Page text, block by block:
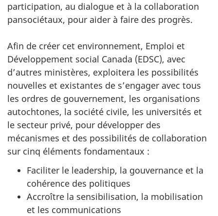
participation, au dialogue et à la collaboration
pansociétaux, pour aider à faire des progrès.
Afin de créer cet environnement, Emploi et
Développement social Canada (EDSC), avec
d’autres ministères, exploitera les possibilités
nouvelles et existantes de s’engager avec tous
les ordres de gouvernement, les organisations
autochtones, la société civile, les universités et
le secteur privé, pour développer des
mécanismes et des possibilités de collaboration
sur cinq éléments fondamentaux :
Faciliter le leadership, la gouvernance et la
cohérence des politiques
Accroître la sensibilisation, la mobilisation
et les communications